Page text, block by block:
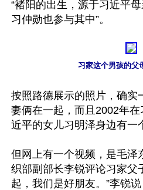
“褚阳的出生，源于习近平
习仲勋也参与其中”。
习家这个男孩的父
按照路德展示的照片，确实
妻俩在一起，而且2002年
近平的女儿习明泽身边有一
但网上有一个视频，是毛泽
织部副部长李锐评论习家父
起，我们是好朋友。”李锐